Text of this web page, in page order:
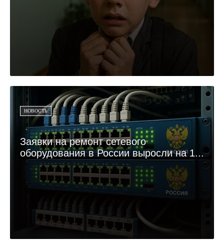
НОВОСТЬ
Заявки на ремонт сетевого
оборудования в России выросли на 1...